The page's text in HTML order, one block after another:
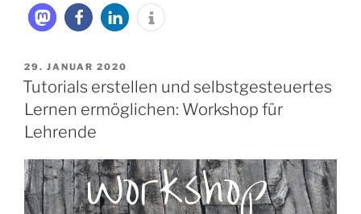
VERÖFFENTLICHT
AM
29. JANUAR 2020
Tutorials erstellen und selbstgesteuertes
Lernen ermöglichen: Workshop für
Lehrende